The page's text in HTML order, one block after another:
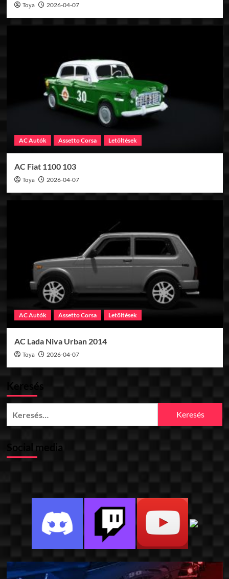
Toya 2026-04-07
AC Autók Assetto Corsa Letöltések
AC Fiat 1100 103
Toya 2026-04-07
AC Autók Assetto Corsa Letöltések
AC Lada Niva Urban 2014
Toya 2026-04-07
Keresés
Social media